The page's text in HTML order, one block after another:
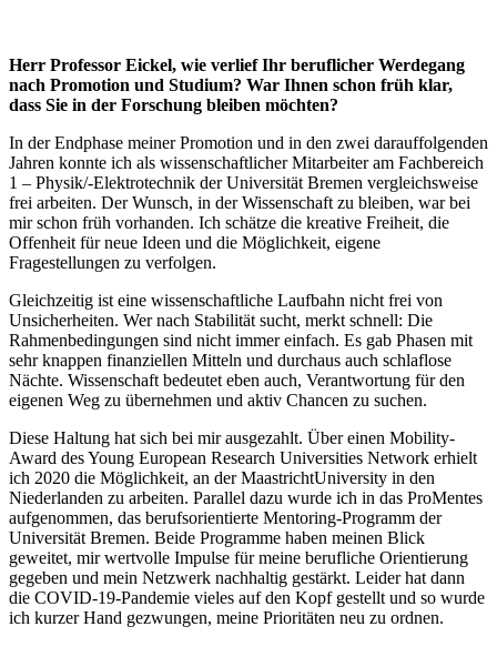
Herr Professor Eickel, wie verlief Ihr beruflicher Werdegang
nach Promotion und Studium? War Ihnen schon früh klar,
dass Sie in der Forschung bleiben möchten?
In der Endphase meiner Promotion und in den zwei darauffolgenden
Jahren konnte ich als wissenschaftlicher Mitarbeiter am Fachbereich
1 – Physik/-Elektrotechnik der Universität Bremen vergleichsweise
frei arbeiten. Der Wunsch, in der Wissenschaft zu bleiben, war bei
mir schon früh vorhanden. Ich schätze die kreative Freiheit, die
Offenheit für neue Ideen und die Möglichkeit, eigene
Fragestellungen zu verfolgen.
Gleichzeitig ist eine wissenschaftliche Laufbahn nicht frei von
Unsicherheiten. Wer nach Stabilität sucht, merkt schnell: Die
Rahmenbedingungen sind nicht immer einfach. Es gab Phasen mit
sehr knappen finanziellen Mitteln und durchaus auch schlaflose
Nächte. Wissenschaft bedeutet eben auch, Verantwortung für den
eigenen Weg zu übernehmen und aktiv Chancen zu suchen.
Diese Haltung hat sich bei mir ausgezahlt. Über einen Mobility-
Award des Young European Research Universities Network erhielt
ich 2020 die Möglichkeit, an der MaastrichtUniversity in den
Niederlanden zu arbeiten. Parallel dazu wurde ich in das ProMentes
aufgenommen, das berufsorientierte Mentoring-Programm der
Universität Bremen. Beide Programme haben meinen Blick
geweitet, mir wertvolle Impulse für meine berufliche Orientierung
gegeben und mein Netzwerk nachhaltig gestärkt. Leider hat dann
die COVID-19-Pandemie vieles auf den Kopf gestellt und so wurde
ich kurzer Hand gezwungen, meine Prioritäten neu zu ordnen.